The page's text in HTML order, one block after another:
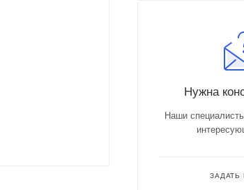
Нужна
Наши
ЗАДАТЬ